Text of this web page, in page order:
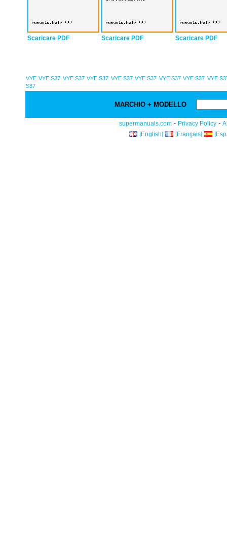
Scaricare PDF Scaricare PDF Scaricare PDF
VYE VYE S37 VYE S37 VYE S37 VYE S37 VYE S37 VYE S37 VYE S37 VYE
S37
MARCHIO + MODELLO
supermanuals.com - Privacy Policy -
[English]
[Français]